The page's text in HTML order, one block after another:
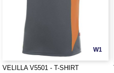
W1
VELILLA V5501 - T-SHIRT